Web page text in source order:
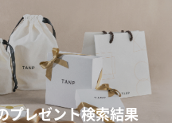
プレゼント検索結果